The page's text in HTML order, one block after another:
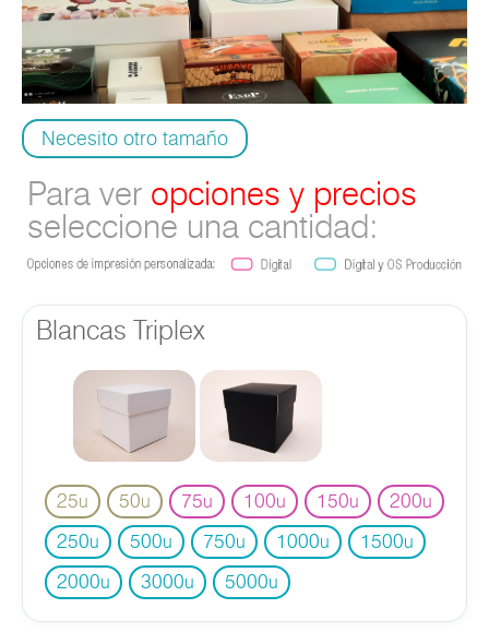
Necesito otro tamaño
Para ver opciones y precios
seleccione una cantidad:
Blancas Triplex
25u 50u 75u 100u 150u 200u
250u 500u 750u 1000u 1500u
2000u 3000u 5000u